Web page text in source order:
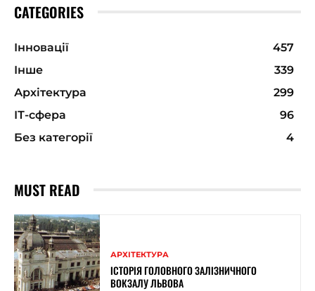
CATEGORIES
Інновації
457
Інше
339
Архітектура
299
ІТ-сфера
96
Без категорії
4
MUST READ
АРХІТЕКТУРА
ІСТОРІЯ ГОЛОВНОГО ЗАЛІЗНИЧНОГО
ВОКЗАЛУ ЛЬВОВА